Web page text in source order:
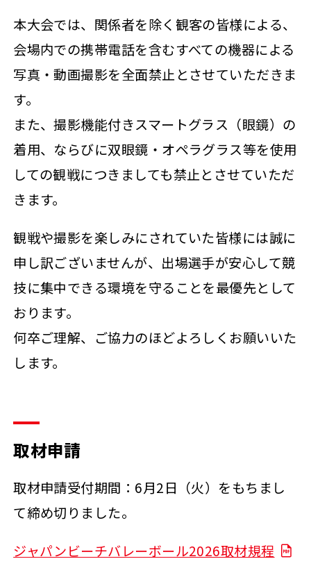
本大会では、関係者を除く観客の皆様による、
会場内での携帯電話を含むすべての機器による
写真・動画撮影を全面禁止とさせていただきま
す。
また、撮影機能付きスマートグラス（眼鏡）の
着用、ならびに双眼鏡・オペラグラス等を使用
しての観戦につきましても禁止とさせていただ
きます。
観戦や撮影を楽しみにされていた皆様には誠に
申し訳ございませんが、出場選手が安心して競
技に集中できる環境を守ることを最優先として
おります。
何卒ご理解、ご協力のほどよろしくお願いいた
します。
取材申請
取材申請受付期間：6月2日（火）をもちまし
て締め切りました。
ジャパンビーチバレーボール2026取材規程